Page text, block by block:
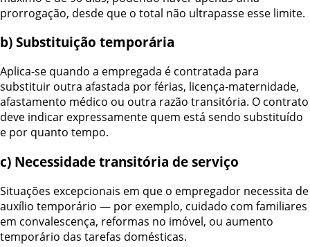
prorrogação, desde que o total não ultrapasse esse limite.
b) Substituição temporária
Aplica-se quando a empregada é contratada para
substituir outra afastada por férias, licença-maternidade,
afastamento médico ou outra razão transitória. O contrato
deve indicar expressamente quem está sendo substituído
e por quanto tempo.
c) Necessidade transitória de serviço
Situações excepcionais em que o empregador necessita de
auxílio temporário — por exemplo, cuidado com familiares
em convalescença, reformas no imóvel, ou aumento
temporário das tarefas domésticas.